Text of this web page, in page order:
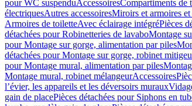
pour WC suspenduAccessoiresCompartiments de
électriquesAutres accessoiresMiroirs et armoires
Armoires de toiletteAvec éclairage intégréPièces
détachées pour Robinetteries de lavaboMontage
pour Montage sur gorge, alimentation par piles
détachées pour Montage sur gorge, robinet
pour Montage mural, alimentation par piles
Montage mural, robinet mélangeurAccessoires
l’évier, les appareils et les déversoirs muraux
gain de placePièces détachées pour Siphons en